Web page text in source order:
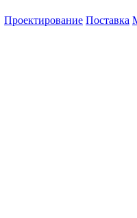
Проектирование Поставка